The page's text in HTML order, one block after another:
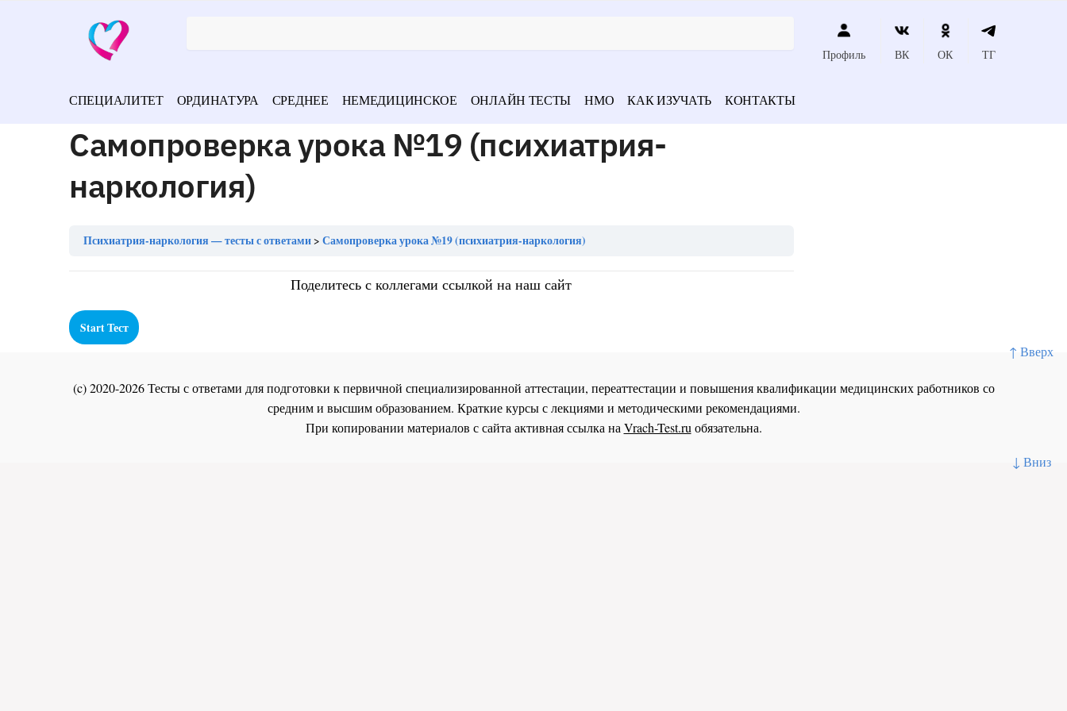
↑ Вверх
↓ Вниз
Профиль ВК ОК ТГ
СПЕЦИАЛИТЕТ ОРДИНАТУРА СРЕДНЕЕ НЕМЕДИЦИНСКОЕ ОНЛАЙН ТЕСТЫ НМО КАК ИЗУЧАТЬ КОНТАКТЫ
Самопроверка урока №19 (психиатрия-
наркология)
Психиатрия-наркология — тесты с ответами Самопроверка урока №19 (психиатрия-наркология)
Поделитесь с коллегами ссылкой на наш сайт
(c) 2020-2026 Тесты с ответами для подготовки к первичной специализированной аттестации, переаттестации и повышения квалификации медицинских работников со
средним и высшим образованием. Краткие курсы с лекциями и методическими рекомендациями.
При копировании материалов с сайта активная ссылка на Vrach-Test.ru обязательна.